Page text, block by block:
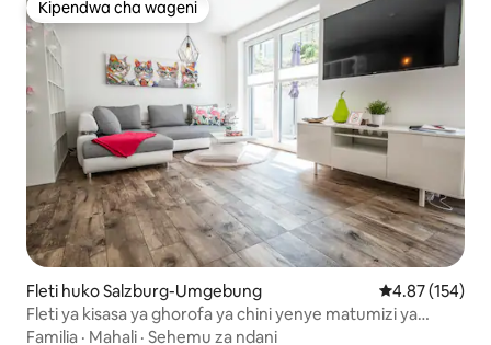
Kipendwa cha wageni
Kipendwa cha wageni
Fleti huko Salzburg-Umgebung Ukadiriaji wa
4.87 (154)
Fleti ya kisasa ya ghorofa ya chini yenye matumizi ya
bwawa
Familia · Mahali · Sehemu za ndani